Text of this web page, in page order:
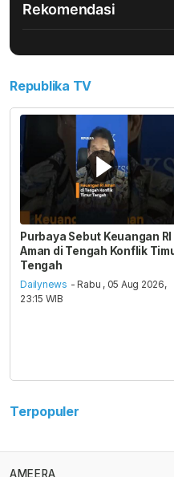
Rekomendasi
Republika TV
Purbaya Sebut Keuangan RI
Aman di Tengah Konflik
Tengah
Dailynews - Rabu , 05 Aug 2026,
23:15 WIB
Terpopuler
AMEERA